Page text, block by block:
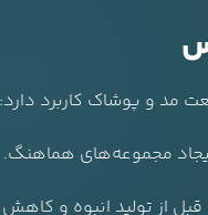
مد و پوشاک کاربرد دارد:
مجموعه‌های هماهنگ.
قبل از تولید انبوه و